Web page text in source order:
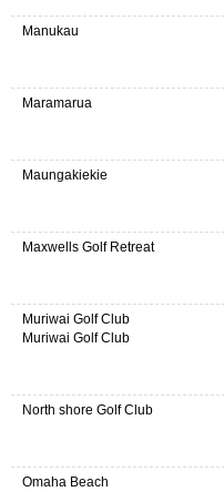
Manukau
Maramarua
Maungakiekie
Maxwells Golf Retreat
Muriwai Golf Club
Muriwai Golf Club
North shore Golf Club
Omaha Beach